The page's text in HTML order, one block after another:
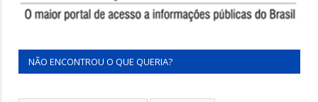
NÃO ENCONTROU O QUE QUERIA?